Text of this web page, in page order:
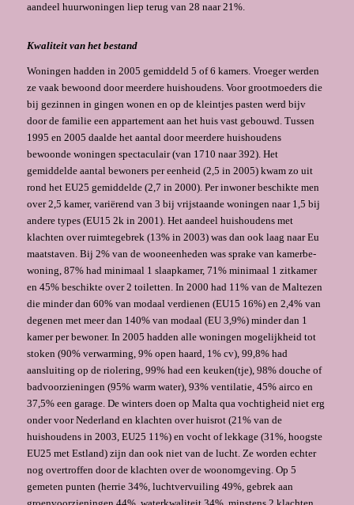
aandeel huurwoningen liep terug van 28 naar 21%.
Kwaliteit van het bestand
Woningen hadden in 2005 gemiddeld 5 of 6 kamers. Vroeger werden
ze vaak bewoond door meerdere huishoudens. Voor grootmoeders die
bij gezinnen in gingen wonen en op de kleintjes pasten werd bijv
door de familie een ap­partement aan het huis vast gebouwd. Tussen
1995 en 2005 daalde het aantal door meerdere huishoudens
bewoonde woningen spectaculair (van 1710 naar 392). Het
gemiddelde aantal be­woners per eenheid (2,5 in 2005) kwam zo uit
rond het EU25 gemiddelde (2,7 in 2000). Per inwoner beschikte men
over 2,5 kamer, variërend van 3 bij vrijstaande woningen naar 1,5 bij
andere types (EU15 2k in 2001). Het aandeel huishoudens met
klachten over ruimtegebrek (13% in 2003) was dan ook laag naar Eu
maatstaven. Bij 2% van de wooneenheden was sprake van kamerbe­
woning, 87% had minimaal 1 slaapkamer, 71% minimaal 1 zitkamer
en 45% beschikte over 2 toiletten. In 2000 had 11% van de Maltezen
die minder dan 60% van modaal verdienen (EU15 16%) en 2,4% van
degenen met meer dan 140% van modaal (EU 3,9%) minder dan 1
kamer per bewoner. In 2005 hadden alle woningen mogelijkheid tot
stoken (90% verwarming, 9% open haard, 1% cv), 99,8% had
aansluiting op de riolering, 99% had een keuken(tje), 98% douche of
bad­voorzieningen (95% warm water), 93% ventilatie, 45% airco en
37,5% een garage. De winters doen op Malta qua vochtigheid niet erg
onder voor Nederland en klachten over huisrot (21% van de
huishoudens in 2003, EU25 11%) en vocht of lekkage (31%, hoogste
EU25 met Estland) zijn dan ook niet van de lucht. Ze worden echter
nog overtroffen door de klachten over de woonomgeving. Op 5
gemeten punten (herrie 34%, luchtvervuiling 49%, gebrek aan